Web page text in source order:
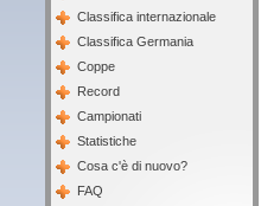
Classifica internazionale
Classifica Germania
Coppe
Record
Campionati
Statistiche
Cosa c'è di nuovo?
FAQ